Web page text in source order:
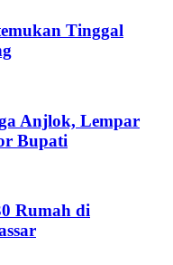
Tinggal
Anjlok, Lempar
Bupati
Rumah di